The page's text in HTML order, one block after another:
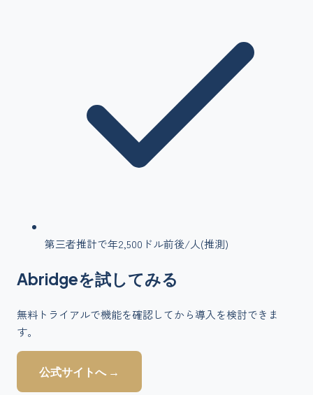
第三者推計で年2,500ドル前後/人(推測)
Abridgeを試してみる
無料トライアルで機能を確認してから導入を検討できま
す。
公式サイトへ →